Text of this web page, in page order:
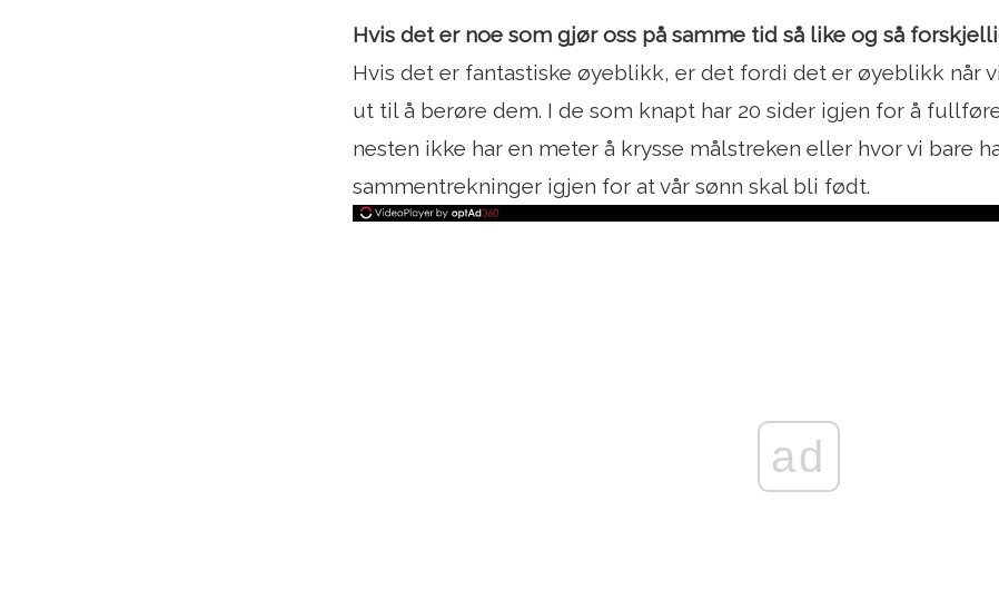
Hvis det er noe som gjør oss på samme tid så like og så
Hvis det er fantastiske øyeblikk, er det fordi det er øyeblikk når
ut til å berøre dem. I de som knapt har 20 sider igjen for å
nesten ikke har en meter å krysse målstreken eller hvor vi bare
sammentrekninger igjen for at vår sønn skal bli født.
ad